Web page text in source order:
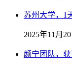
苏州大学，1
2025年11月20
颜宁团队，获